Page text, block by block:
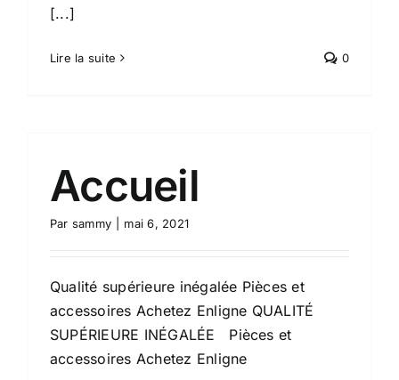
[...]
Lire la suite 0
Accueil
Par sammy mai 6, 2021
Qualité supérieure inégalée Pièces et
accessoires Achetez Enligne QUALITÉ
SUPÉRIEURE INÉGALÉE Pièces et
accessoires Achetez Enligne